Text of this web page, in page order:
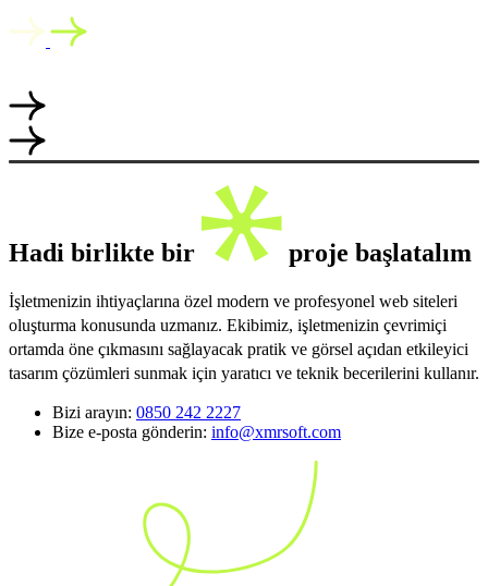
Hadi birlikte bir proje başlatalım
İşletmenizin ihtiyaçlarına özel modern ve profesyonel web siteleri
oluşturma konusunda uzmanız. Ekibimiz, işletmenizin çevrimiçi
ortamda öne çıkmasını sağlayacak pratik ve görsel açıdan etkileyici
tasarım çözümleri sunmak için yaratıcı ve teknik becerilerini kullanır.
Bizi arayın: 0850 242 2227
Bize e-posta gönderin: info@xmrsoft.com